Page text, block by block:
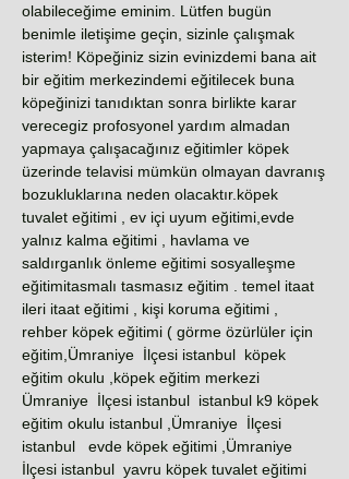
olabileceğime eminim. Lütfen bugün
benimle iletişime geçin, sizinle çalışmak
isterim! Köpeğiniz sizin evinizdemi bana ait
bir eğitim merkezindemi eğitilecek buna
köpeğinizi tanıdıktan sonra birlikte karar
verecegiz profosyonel yardım almadan
yapmaya çalışacağınız eğitimler köpek
üzerinde telavisi mümkün olmayan davranış
bozukluklarına neden olacaktır.köpek
tuvalet eğitimi , ev içi uyum eğitimi,evde
yalnız kalma eğitimi , havlama ve
saldırganlık önleme eğitimi sosyalleşme
eğitimitasmalı tasmasız eğitim . temel itaat
ileri itaat eğitimi , kişi koruma eğitimi ,
rehber köpek eğitimi ( görme özürlüler için
eğitim,Ümraniye İlçesi istanbul köpek
eğitim okulu ,köpek eğitim merkezi
Ümraniye İlçesi istanbul istanbul k9 köpek
eğitim okulu istanbul ,Ümraniye İlçesi
istanbul evde köpek eğitimi ,Ümraniye
İlçesi istanbul yavru köpek tuvalet eğitimi